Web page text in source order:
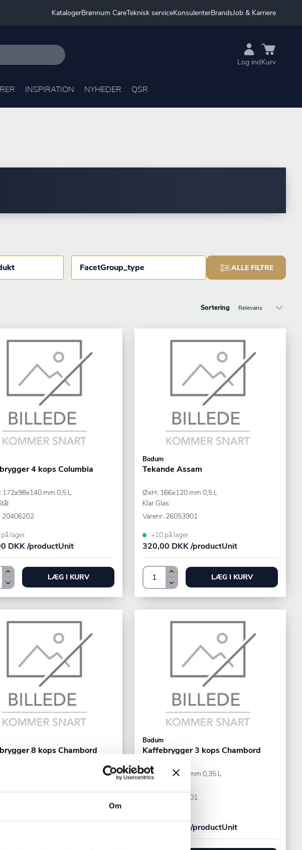
Om
KatalogerBrønnum CareTeknisk serviceKonsulenterBrandsJob & Karriere
Log indKurv
INSPIRATION NYHEDER QSR
FacetGroup_type ALLE FILTRE
Sortering
4 kops Columbia
172x98x140 mm 0,5 L
20406202
lager
DKK /productUnit
LÆG I KURV
Bodum
Tekande Assam
ØxH: 166x120 mm 0,5 L
Klar Glas
Varenr. 26053901
+10 på lager
320,00 DKK /productUnit
LÆG I KURV
8 kops Chambord
Bodum
Kaffebrygger 3 kops Chambord
ØxH: 111x168 mm 0,35 L
26055101
192,00 DKK /productUnit